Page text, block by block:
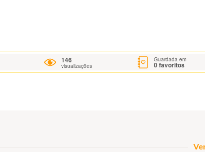
146
visualizações
Guardada em
0favoritos